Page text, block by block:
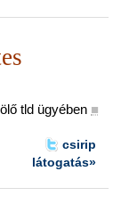
tld ügyében ■
csirip
látogatás»